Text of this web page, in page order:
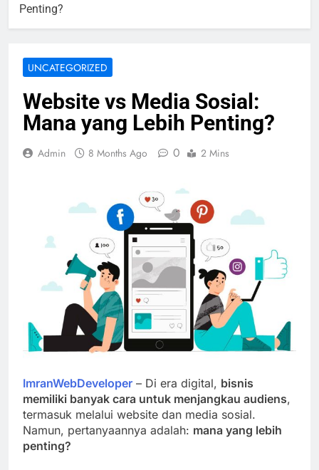
Penting?
UNCATEGORIZED
Website vs Media Sosial:
Mana yang Lebih Penting?
Admin 8 Months Ago 0 2 Mins
ImranWebDeveloper – Di era digital, bisnis
memiliki banyak cara untuk menjangkau audiens,
termasuk melalui website dan media sosial.
Namun, pertanyaannya adalah: mana yang lebih
penting?